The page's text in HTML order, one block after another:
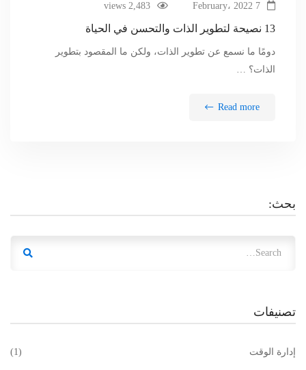
7 February، 2022 2,483 views
13 نصيحة لتطوير الذات والتحسن في الحياة
دومًا ما نسمع عن تطوير الذات، ولكن ما المقصود بتطوير
الذات؟ …
Read more
بحث:
تصنيفات
إدارة الوقت (1)